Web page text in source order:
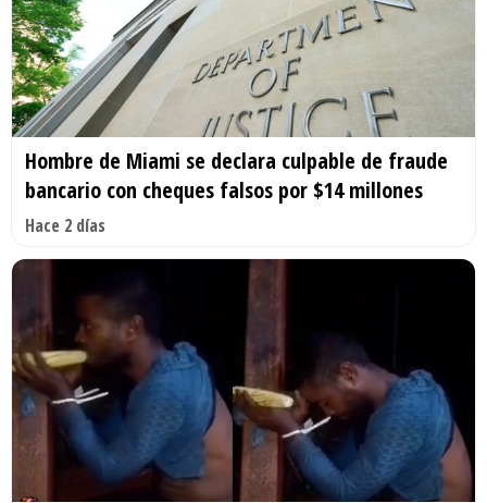
Hombre de Miami se declara culpable de fraude
bancario con cheques falsos por $14 millones
Hace 2 días